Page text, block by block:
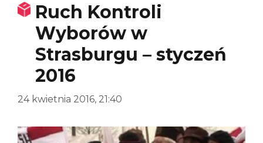
Ruch Kontroli
Wyborów w
Strasburgu – styczeń
2016
24 kwietnia 2016, 21:40